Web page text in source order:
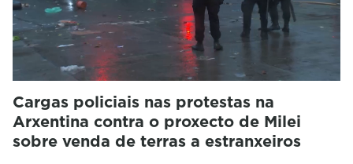
Cargas policiais nas protestas na
Arxentina contra o proxecto de Milei
sobre venda de terras a estranxeiros